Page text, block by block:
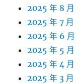
2025 年 8 月
2025 年 7 月
2025 年 6 月
2025 年 5 月
2025 年 4 月
2025 年 3 月